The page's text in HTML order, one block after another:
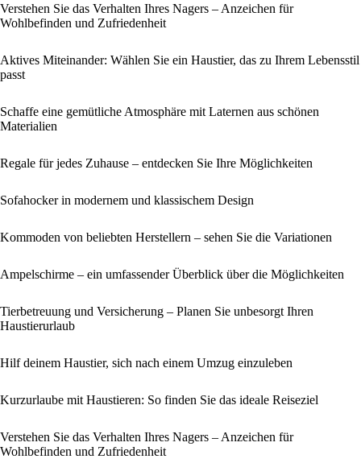
Verstehen Sie das Verhalten Ihres Nagers – Anzeichen für
Wohlbefinden und Zufriedenheit
Aktives Miteinander: Wählen Sie ein Haustier, das zu Ihrem Lebensstil
passt
Schaffe eine gemütliche Atmosphäre mit Laternen aus schönen
Materialien
Regale für jedes Zuhause – entdecken Sie Ihre Möglichkeiten
Sofahocker in modernem und klassischem Design
Kommoden von beliebten Herstellern – sehen Sie die Variationen
Ampelschirme – ein umfassender Überblick über die Möglichkeiten
Tierbetreuung und Versicherung – Planen Sie unbesorgt Ihren
Haustierurlaub
Hilf deinem Haustier, sich nach einem Umzug einzuleben
Kurzurlaube mit Haustieren: So finden Sie das ideale Reiseziel
Verstehen Sie das Verhalten Ihres Nagers – Anzeichen für
Wohlbefinden und Zufriedenheit